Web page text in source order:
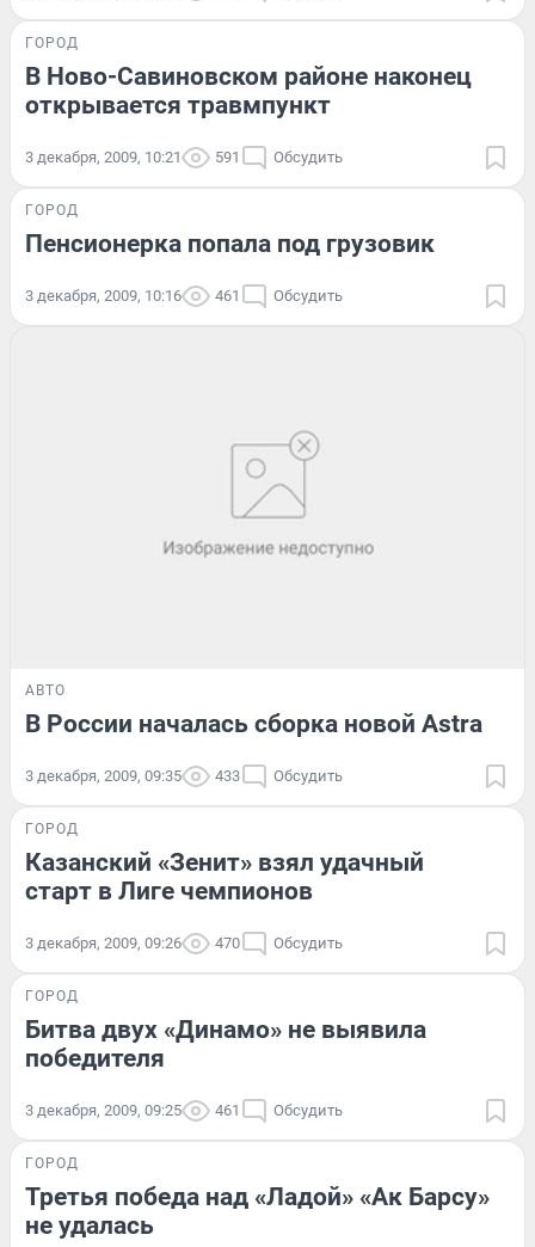
ГОРОД
В Ново-Савиновском районе наконец
открывается травмпункт
3 декабря, 2009, 10:21 591 Обсудить
ГОРОД
Пенсионерка попала под грузовик
3 декабря, 2009, 10:16 461 Обсудить
АВТО
В России началась сборка новой Astra
3 декабря, 2009, 09:35 433 Обсудить
ГОРОД
Казанский «Зенит» взял удачный
старт в Лиге чемпионов
3 декабря, 2009, 09:26 470 Обсудить
ГОРОД
Битва двух «Динамо» не выявила
победителя
3 декабря, 2009, 09:25 461 Обсудить
ГОРОД
Третья победа над «Ладой» «Ак Барсу»
не удалась